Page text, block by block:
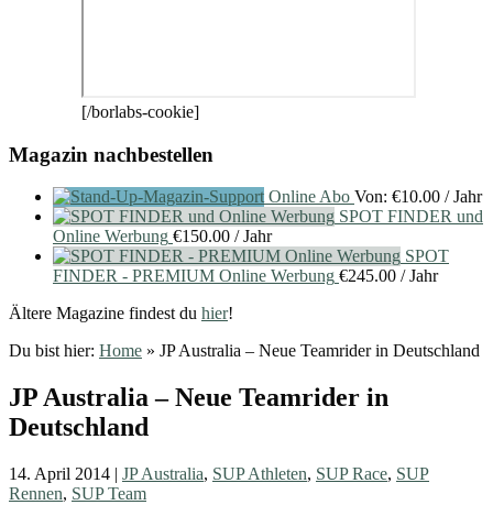
[/borlabs-cookie]
Magazin nachbestellen
Online Abo Von: €10.00 / Jahr
SPOT FINDER und
Online Werbung €150.00 / Jahr
SPOT
FINDER - PREMIUM Online Werbung €245.00 / Jahr
Ältere Magazine findest du hier!
Du bist hier: Home » JP Australia – Neue Teamrider in Deutschland
JP Australia – Neue Teamrider in
Deutschland
14. April 2014 | JP Australia, SUP Athleten, SUP Race, SUP
Rennen, SUP Team